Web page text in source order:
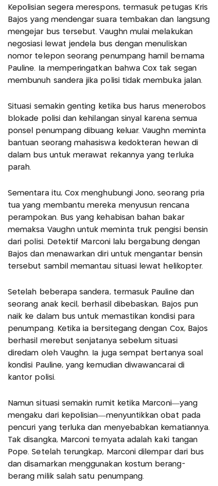
Kepolisian segera merespons, termasuk petugas Kris
Bajos yang mendengar suara tembakan dan langsung
mengejar bus tersebut. Vaughn mulai melakukan
negosiasi lewat jendela bus dengan menuliskan
nomor telepon seorang penumpang hamil bernama
Pauline. Ia memperingatkan bahwa Cox tak segan
membunuh sandera jika polisi tidak membuka jalan.
Situasi semakin genting ketika bus harus menerobos
blokade polisi dan kehilangan sinyal karena semua
ponsel penumpang dibuang keluar. Vaughn meminta
bantuan seorang mahasiswa kedokteran hewan di
dalam bus untuk merawat rekannya yang terluka
parah.
Sementara itu, Cox menghubungi Jono, seorang pria
tua yang membantu mereka menyusun rencana
perampokan. Bus yang kehabisan bahan bakar
memaksa Vaughn untuk meminta truk pengisi bensin
dari polisi. Detektif Marconi lalu bergabung dengan
Bajos dan menawarkan diri untuk mengantar bensin
tersebut sambil memantau situasi lewat helikopter.
Setelah beberapa sandera, termasuk Pauline dan
seorang anak kecil, berhasil dibebaskan, Bajos pun
naik ke dalam bus untuk memastikan kondisi para
penumpang. Ketika ia bersitegang dengan Cox, Bajos
berhasil merebut senjatanya sebelum situasi
diredam oleh Vaughn. Ia juga sempat bertanya soal
kondisi Pauline, yang kemudian diwawancarai di
kantor polisi.
Namun situasi semakin rumit ketika Marconi—yang
mengaku dari kepolisian—menyuntikkan obat pada
pencuri yang terluka dan menyebabkan kematiannya.
Tak disangka, Marconi ternyata adalah kaki tangan
Pope. Setelah terungkap, Marconi dilempar dari bus
dan disamarkan menggunakan kostum berang-
berang milik salah satu penumpang.